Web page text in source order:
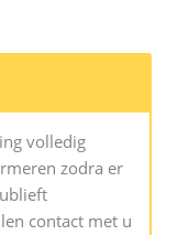
volledig
zodra er
contact met u